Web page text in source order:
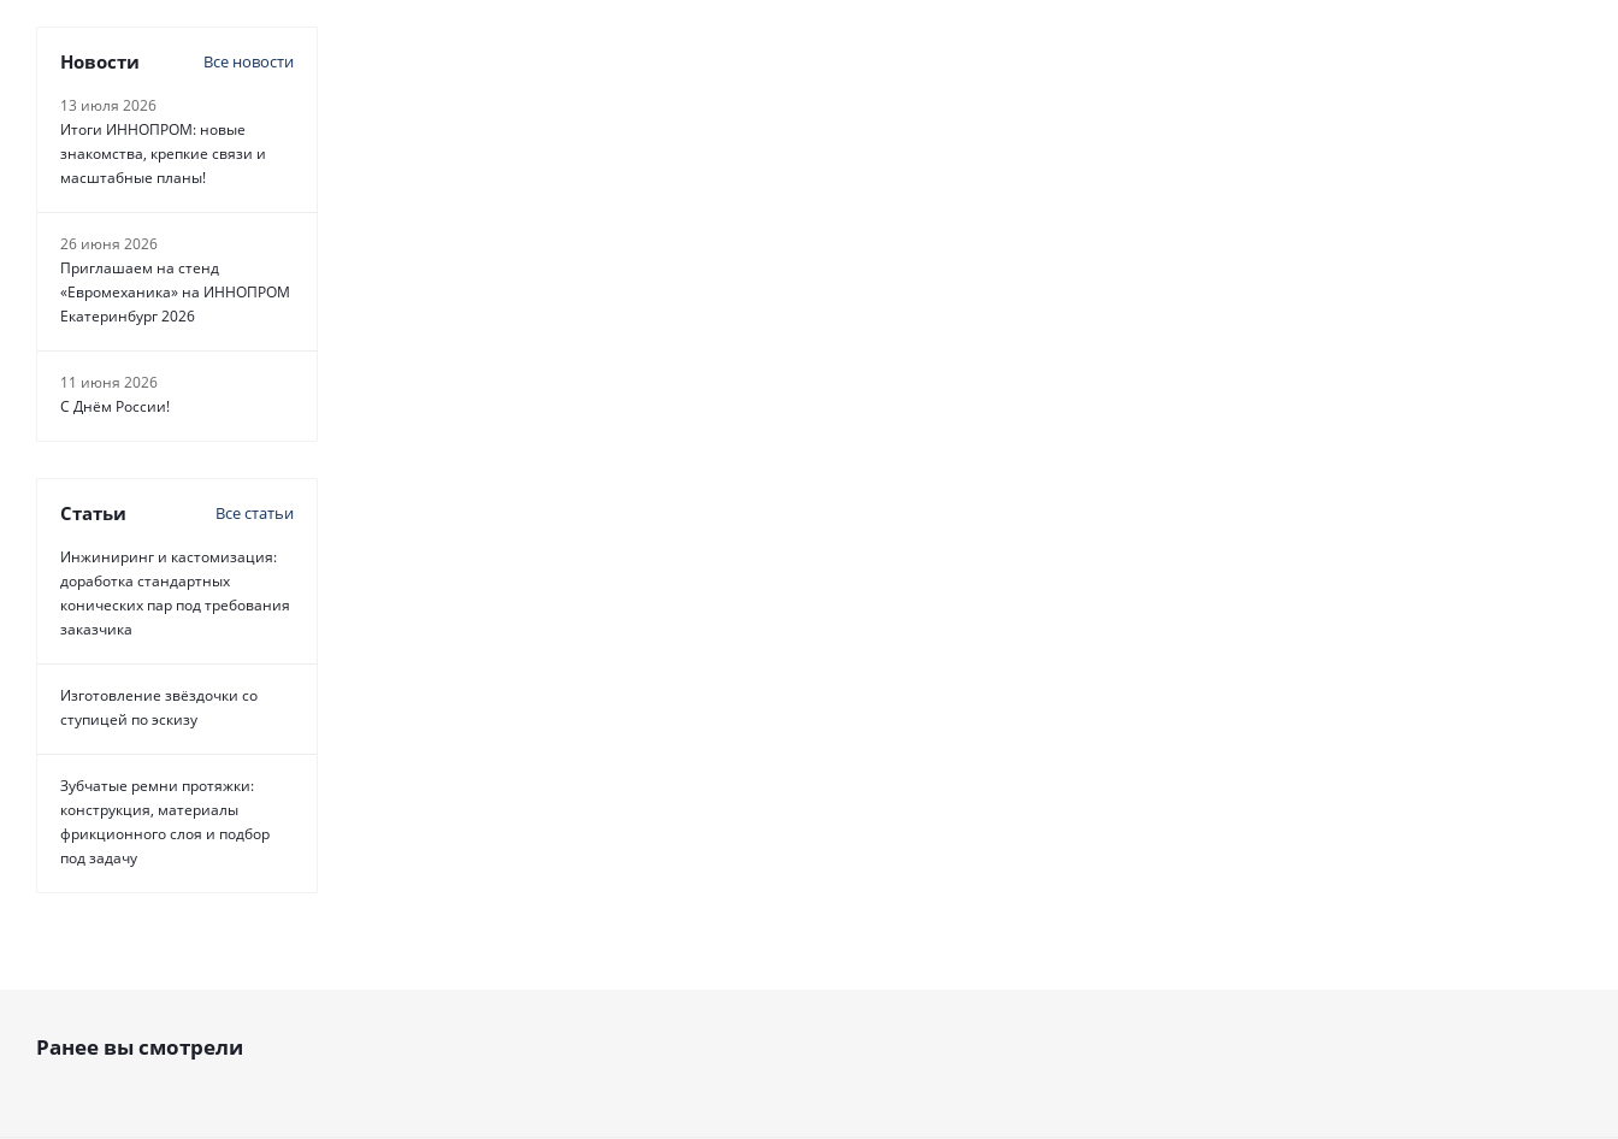
Новости Все новости
13 июля 2026
Итоги ИННОПРОМ: новые
знакомства, крепкие связи и
масштабные планы!
26 июня 2026
Приглашаем на стенд
«Евромеханика» на ИННОПРОМ
Екатеринбург 2026
11 июня 2026
С Днём России!
Статьи Все статьи
Инжиниринг и кастомизация:
доработка стандартных
конических пар под требования
заказчика
Изготовление звёздочки со
ступицей по эскизу
Зубчатые ремни протяжки:
конструкция, материалы
фрикционного слоя и подбор
под задачу
Ранее вы смотрели